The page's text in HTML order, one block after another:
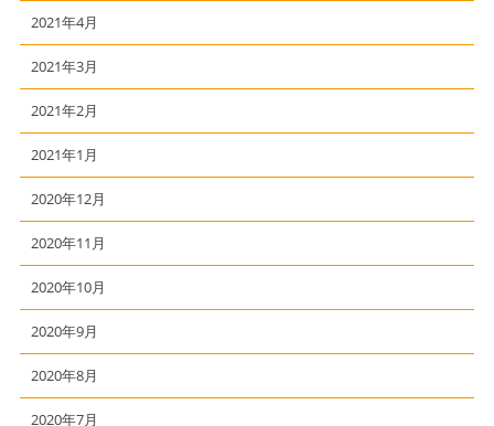
2021年4月
2021年3月
2021年2月
2021年1月
2020年12月
2020年11月
2020年10月
2020年9月
2020年8月
2020年7月